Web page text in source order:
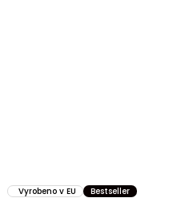
Vyrobeno v EU Bestseller